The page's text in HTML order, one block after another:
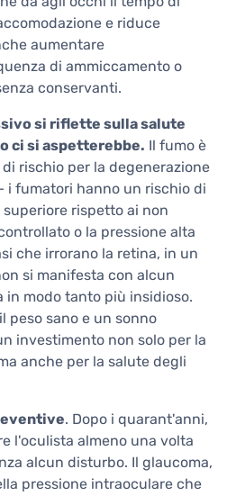
e riduce
aumentare
di ammiccamento o
conservanti.
si riflette sulla salute
ci si aspetterebbe. Il fumo è
rischio per la degenerazione
i fumatori hanno un rischio di
rispetto ai non
o la pressione alta
che irrorano la retina, in un
si manifesta con alcun
in modo tanto più insidioso.
peso sano e un sonno
investimento non solo per la
anche per la salute degli
. Dopo i quarant'anni,
l'oculista almeno una volta
alcun disturbo. Il glaucoma,
pressione intraoculare che